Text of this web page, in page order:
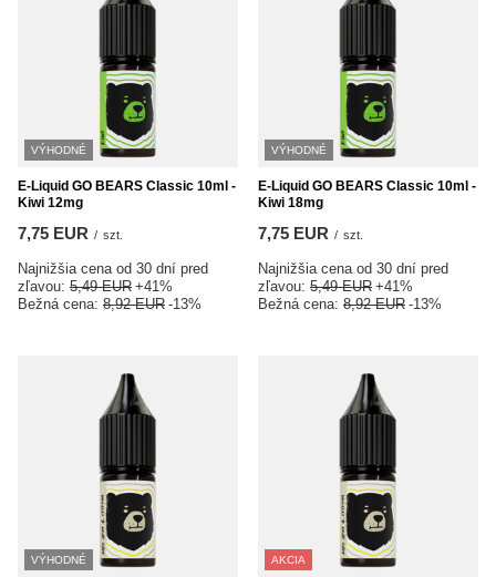
VÝHODNÉ
E-Liquid GO BEARS Classic 10ml -
Kiwi 12mg
7,75 EUR / szt.
Najnižšia cena od 30 dní pred
zľavou: 5,49 EUR +41%
Bežná cena: 8,92 EUR -13%
VÝHODNÉ
E-Liquid GO BEARS Classic 10ml -
Kiwi 18mg
7,75 EUR / szt.
Najnižšia cena od 30 dní pred
zľavou: 5,49 EUR +41%
Bežná cena: 8,92 EUR -13%
VÝHODNÉ AKCIA